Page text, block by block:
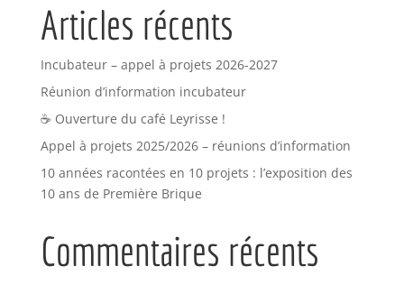
Articles récents
Incubateur – appel à projets 2026-2027
Réunion d’information incubateur
☕ Ouverture du café Leyrisse !
Appel à projets 2025/2026 – réunions d’information
10 années racontées en 10 projets : l’exposition des
10 ans de Première Brique
Commentaires récents